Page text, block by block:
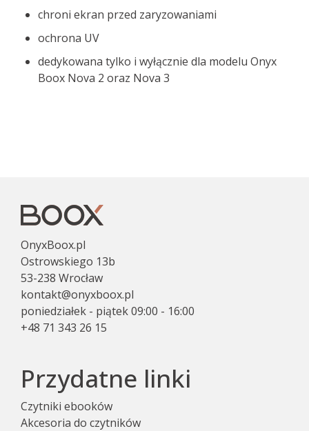
chroni ekran przed zaryzowaniami
ochrona UV
dedykowana tylko i wyłącznie dla modelu Onyx
Boox Nova 2 oraz Nova 3
OnyxBoox.pl
Ostrowskiego 13b
53-238 Wrocław
kontakt@onyxboox.pl
poniedziałek - piątek 09:00 - 16:00
+48 71 343 26 15
Przydatne linki
Czytniki ebooków
Akcesoria do czytników